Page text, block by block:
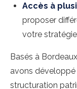
Accès à
proposer
votre stratégie
Basés à
avons développé
structuration